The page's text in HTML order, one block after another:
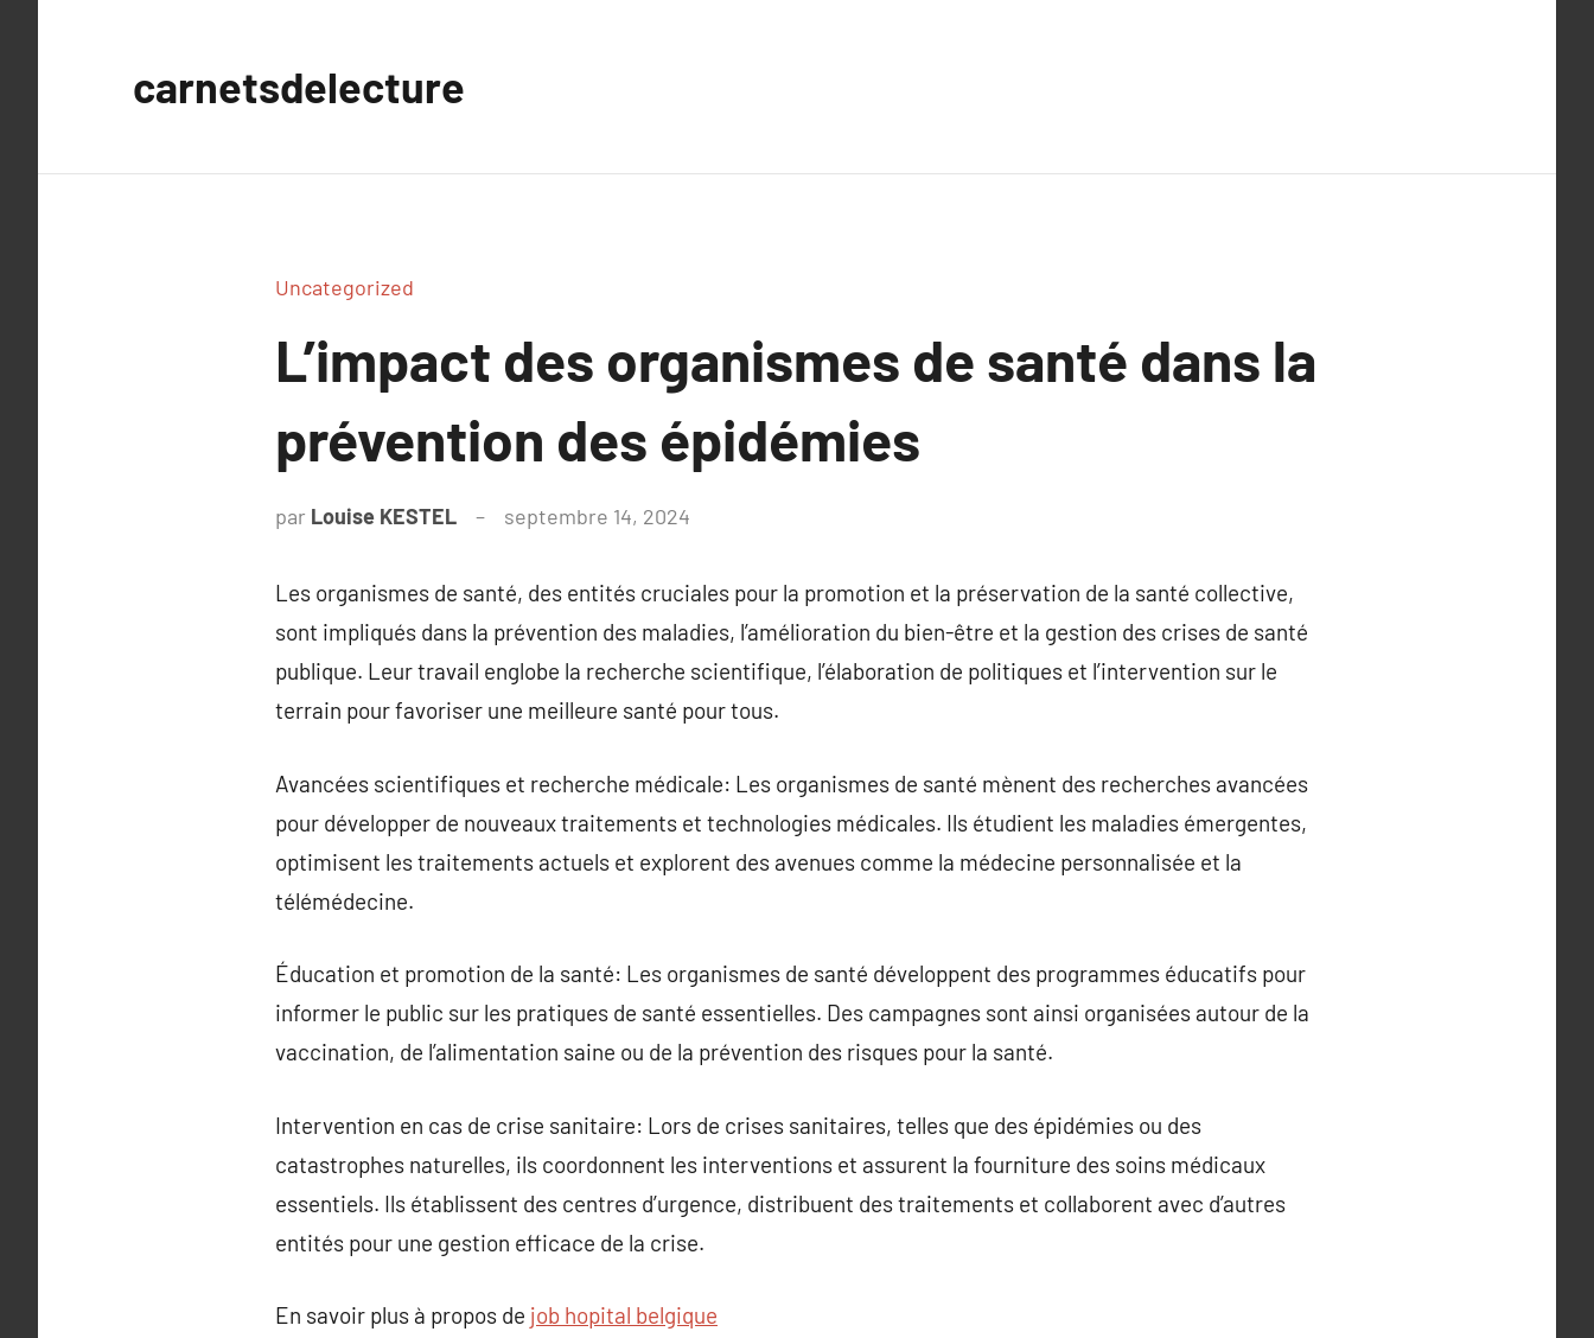
carnetsdelecture
Uncategorized
L’impact des organismes de santé dans la
prévention des épidémies
par Louise KESTEL septembre 14, 2024
Les organismes de santé, des entités cruciales pour la promotion et la préservation de la santé collective,
sont impliqués dans la prévention des maladies, l’amélioration du bien-être et la gestion des crises de santé
publique. Leur travail englobe la recherche scientifique, l’élaboration de politiques et l’intervention sur le
terrain pour favoriser une meilleure santé pour tous.
Avancées scientifiques et recherche médicale: Les organismes de santé mènent des recherches avancées
pour développer de nouveaux traitements et technologies médicales. Ils étudient les maladies émergentes,
optimisent les traitements actuels et explorent des avenues comme la médecine personnalisée et la
télémédecine.
Éducation et promotion de la santé: Les organismes de santé développent des programmes éducatifs pour
informer le public sur les pratiques de santé essentielles. Des campagnes sont ainsi organisées autour de la
vaccination, de l’alimentation saine ou de la prévention des risques pour la santé.
Intervention en cas de crise sanitaire: Lors de crises sanitaires, telles que des épidémies ou des
catastrophes naturelles, ils coordonnent les interventions et assurent la fourniture des soins médicaux
essentiels. Ils établissent des centres d’urgence, distribuent des traitements et collaborent avec d’autres
entités pour une gestion efficace de la crise.
En savoir plus à propos de job hopital belgique